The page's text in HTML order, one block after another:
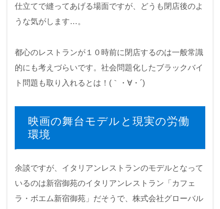
仕立てで縫ってあげる場面ですが、どうも閉店後のよ
うな気がします…。
都心のレストランが１０時前に閉店するのは一般常識
的にも考えづらいです。社会問題化したブラックバイ
ト問題も取り入れるとは！(｀・∀・´)
映画の舞台モデルと現実の労働
環境
余談ですが、イタリアンレストランのモデルとなって
いるのは新宿御苑のイタリアンレストラン「カフェ
ラ・ボエム新宿御苑」だそうで、株式会社グローバル